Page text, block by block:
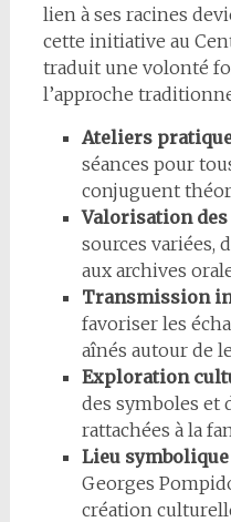
lien à ses racines
cette initiative au
traduit une volonté
l’approche
Ateliers
séances pour
conjuguent
Valorisation
sources variées,
aux archives
Transmission
favoriser les
aînés autour de
Exploration
des symboles et
rattachées à la
Lieu symbolique
Georges
création